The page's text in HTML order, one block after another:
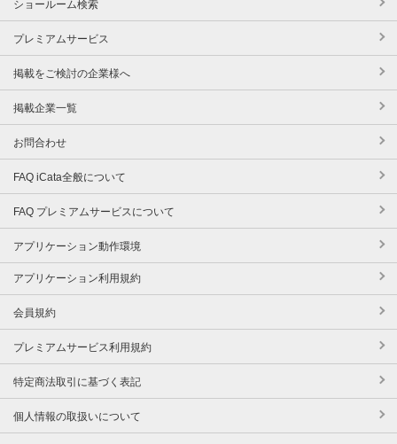
ショールーム検索
プレミアムサービス
掲載をご検討の企業様へ
掲載企業一覧
お問合わせ
FAQ iCata全般について
FAQ プレミアムサービスについて
アプリケーション動作環境
アプリケーション利用規約
会員規約
プレミアムサービス利用規約
特定商法取引に基づく表記
個人情報の取扱いについて